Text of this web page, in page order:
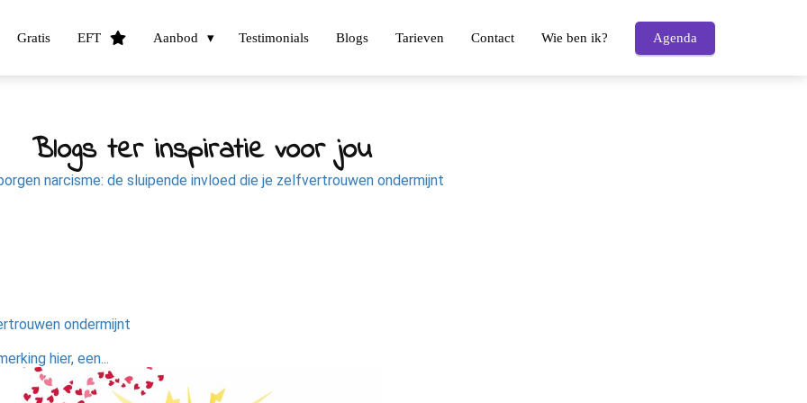
Gratis EFT Aanbod Testimonials Blogs Tarieven Contact Wie ben ik? Agenda
Blogs ter inspiratie voor jou
ondermijnt
hier, een...